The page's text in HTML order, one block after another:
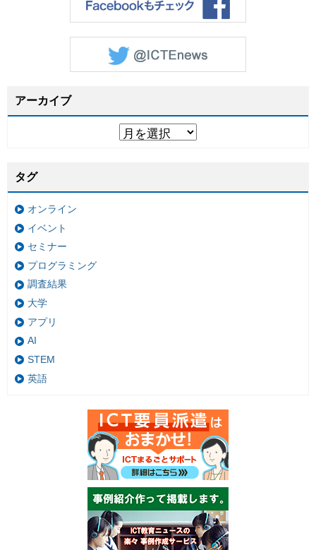
アーカイブ
タグ
オンライン
イベント
セミナー
プログラミング
調査結果
大学
アプリ
AI
STEM
英語